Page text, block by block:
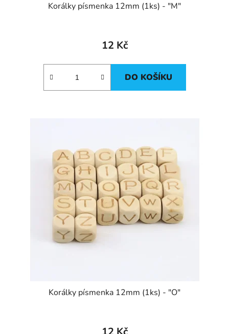
Korálky písmenka 12mm (1ks) - "M"
12 Kč
DO KOŠÍKU
Korálky písmenka 12mm (1ks) - "O"